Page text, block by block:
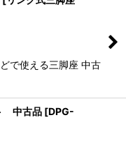
で使える三脚座 中古
中古品 [DPG-